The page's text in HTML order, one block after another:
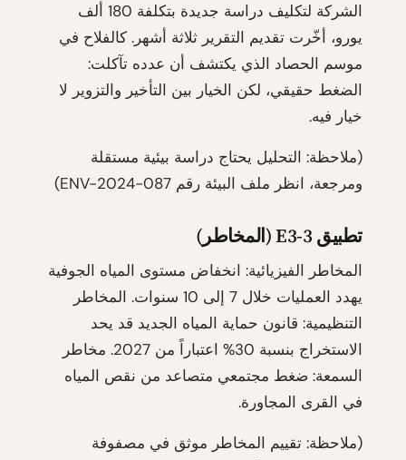
الشركة لتكليف دراسة جديدة بتكلفة 180 ألف
يورو، أخّرت تقديم التقرير ثلاثة أشهر. كالفلاح في
موسم الحصاد الذي يكتشف أن عدده تآكلت:
الضغط حقيقي، لكن الخيار بين التأخير والتزوير لا
خيار فيه.
(ملاحظة: التحليل يحتاج دراسة بيئية مستقلة
ومرجعة، انظر ملف البيئة رقم ENV-2024-087)
تطبيق E3-3 (المخاطر)
المخاطر الفيزيائية: انخفاض مستوى المياه الجوفية
يهدد العمليات خلال 7 إلى 10 سنوات. المخاطر
التنظيمية: قانون حماية المياه الجديد قد يحد
الاستخراج بنسبة 30% اعتباراً من 2027. مخاطر
السمعة: ضغط مجتمعي متصاعد من نقص المياه
في القرى المجاورة.
(ملاحظة: تقييم المخاطر موثق في مصفوفة